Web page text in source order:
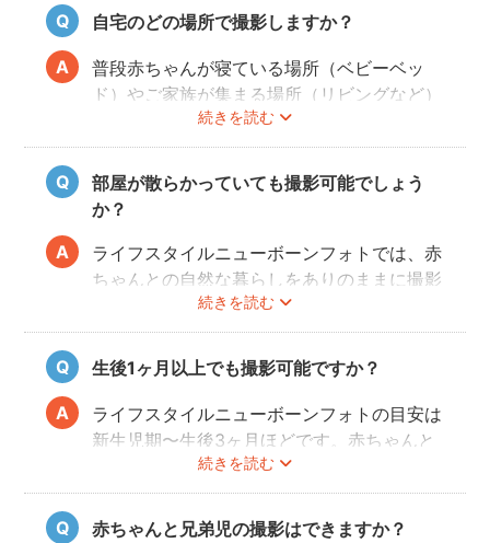
ての赤ちゃんの寝顔、元気いっぱいの泣き顔
など、ぜひご家族の記念として残すことをお
すすめします！
自宅のどの場所で撮影しますか？
続きを読む
普段赤ちゃんが寝ている場所（ベビーベッ
ド）やご家族が集まる場所（リビングなど）
を中心に撮影します。撮影可能な場所や、撮
影NGの場所については事前にフォトグラフ
ァーと打ち合わせをお願いします。
部屋が散らかっていても撮影可能でしょう
か？
続きを読む
ライフスタイルニューボーンフォトでは、赤
ちゃんとの自然な暮らしをありのままに撮影
します。ご自身が気にならなければ、掃除や
片付けは必ずしも必要ではありません。も
し、お部屋の様子が気になる場合は、事前に
お部屋を整えていただきますようお願いしま
す。フォトグラファーが片付けなどをお手伝
いすること、撮影当日に片付けのお時間をと
ることはできかねることご承知ください。
生後1ヶ月以上でも撮影可能ですか？
続きを読む
ライフスタイルニューボーンフォトの目安は
新生児期〜生後3ヶ月ほどです。赤ちゃんと
の生活リズムが整い、お気持ちにも余裕がで
てきたタイミングでぜひお気軽にフォトグラ
ファーへご相談ください！
赤ちゃんと兄弟児の撮影はできますか？